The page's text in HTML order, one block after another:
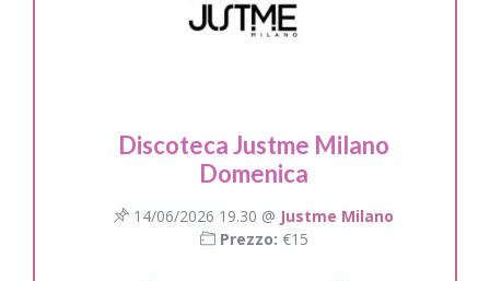
Discoteca Justme Milano
Domenica
14/06/2026 19.30 @ Justme Milano
Prezzo: €15